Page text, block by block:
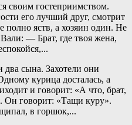
своим гостеприимством.
его лучший друг, смотрит
полно яств, а хозяин один. Не
— Брат, где твоя жена,
сына. Захотели они
курица досталась, а
и говорит: «А что, брат,
Он говорит: «Тащи куру».
в горшок,...